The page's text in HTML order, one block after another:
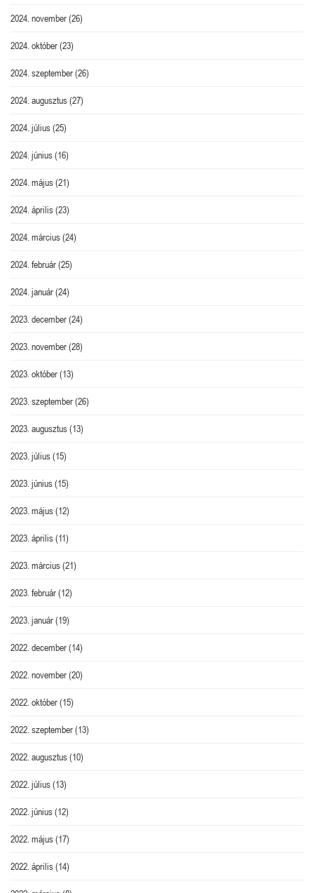
2024. november(26)
2024. október(23)
2024. szeptember(26)
2024. augusztus(27)
2024. július(25)
2024. június(16)
2024. május(21)
2024. április(23)
2024. március(24)
2024. február(25)
2024. január(24)
2023. december(24)
2023. november(28)
2023. október(13)
2023. szeptember(26)
2023. augusztus(13)
2023. július(15)
2023. június(15)
2023. május(12)
2023. április(11)
2023. március(21)
2023. február(12)
2023. január(19)
2022. december(14)
2022. november(20)
2022. október(15)
2022. szeptember(13)
2022. augusztus(10)
2022. július(13)
2022. június(12)
2022. május(17)
2022. április(14)